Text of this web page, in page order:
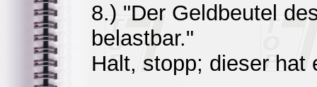
8.) "Der Geldbeutel
belastbar."
Halt, stopp; dieser hat